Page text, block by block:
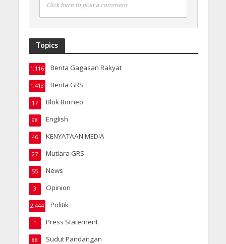
Click here to post a comment
Topics
Berita Gagasan Rakyat
1,116
Berita GRS
1,413
Blok Borneo
17
English
98
KENYATAAN MEDIA
46
Mutiara GRS
27
News
55
Opinion
3
Politik
2,444
Press Statement
1
Sudut Pandangan
88